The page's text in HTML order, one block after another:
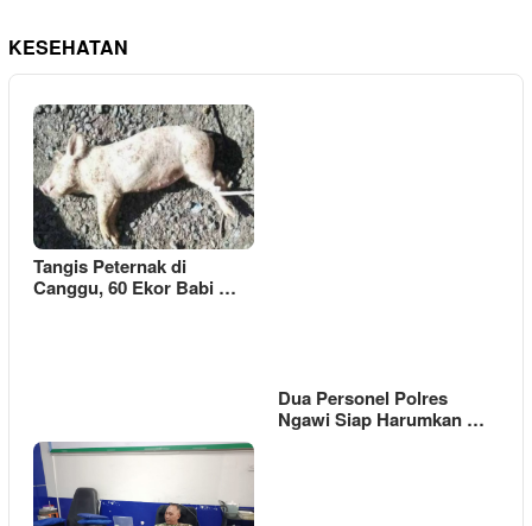
KESEHATAN
Tangis Peternak di
Canggu, 60 Ekor Babi …
Dua Personel Polres
Ngawi Siap Harumkan …